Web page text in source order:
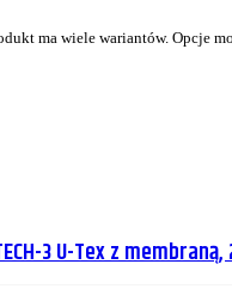
ma wiele wariantów. Opcje
3 U-Tex z